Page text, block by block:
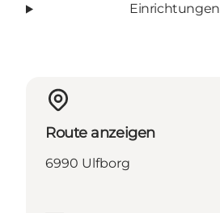
Einrichtungen
Route anzeigen
6990 Ulfborg